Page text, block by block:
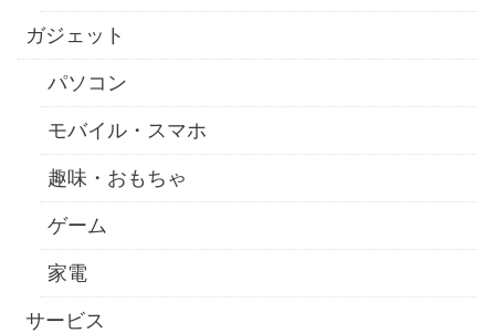
ガジェット
パソコン
モバイル・スマホ
趣味・おもちゃ
ゲーム
家電
サービス